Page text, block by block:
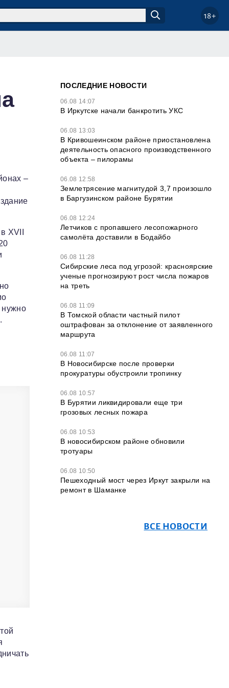
18+
–
XVII
нужно
ПОСЛЕДНИЕ НОВОСТИ
06.08 14:07
В Иркутске начали банкротить УКС
06.08 13:03
В Кривошеинском районе приостановлена
деятельность опасного производственного
объекта – пилорамы
06.08 12:58
Землетрясение магнитудой 3,7 произошло
в Баргузинском районе Бурятии
06.08 12:24
Летчиков с пропавшего лесопожарного
самолёта доставили в Бодайбо
06.08 11:28
Сибирские леса под угрозой: красноярские
ученые прогнозируют рост числа пожаров
на треть
06.08 11:09
В Томской области частный пилот
оштрафован за отклонение от заявленного
маршрута
06.08 11:07
В Новосибирске после проверки
прокуратуры обустроили тропинку
06.08 10:57
В Бурятии ликвидировали еще три
грозовых лесных пожара
06.08 10:53
В новосибирском районе обновили
тротуары
06.08 10:50
Пешеходный мост через Иркут закрыли на
ремонт в Шаманке
ВСЕ НОВОСТИ